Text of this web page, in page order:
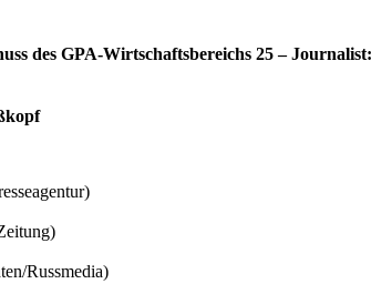
des GPA-Wirtschaftsbereichs 25 –
Russmedia)